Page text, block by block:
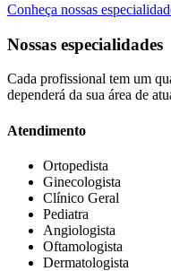
Conheça nossas
Nossas especialidades
Cada profissional tem um
dependerá da sua área de
Atendimento
Ortopedista
Ginecologista
Clínico Geral
Pediatra
Angiologista
Oftamologista
Dermatologista